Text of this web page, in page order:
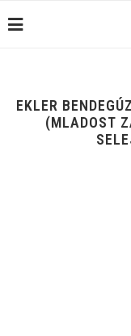
EKLER
(MLADOST